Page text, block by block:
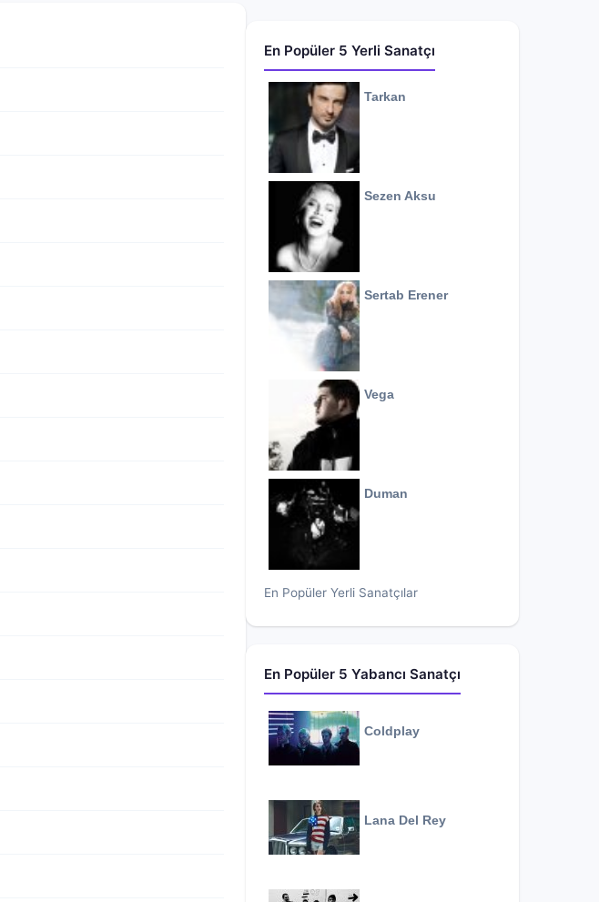
En Popüler 5 Yerli Sanatçı
Tarkan
Sezen Aksu
Sertab Erener
Vega
Duman
En Popüler Yerli Sanatçılar
En Popüler 5 Yabancı Sanatçı
Coldplay
Lana Del Rey